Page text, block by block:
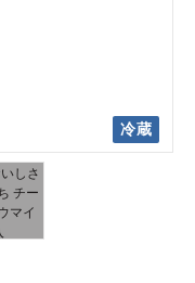
冷蔵
冷蔵